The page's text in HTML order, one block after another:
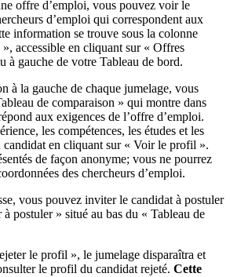
offre d’emploi, vous pouvez voir le
d’emploi qui correspondent aux
information se trouve sous la colonne
», accessible en cliquant sur « Offres
à gauche de votre Tableau de bord.
à la gauche de chaque jumelage, vous
de comparaison » qui montre dans
aux exigences de l’offre d’emploi.
les compétences, les études et les
candidat en cliquant sur « Voir le profil ».
de façon anonyme; vous ne pourrez
des chercheurs d’emploi.
vous pouvez inviter le candidat à postuler
postuler » situé au bas du « Tableau de
le profil », le jumelage disparaîtra et
le profil du candidat rejeté. Cette